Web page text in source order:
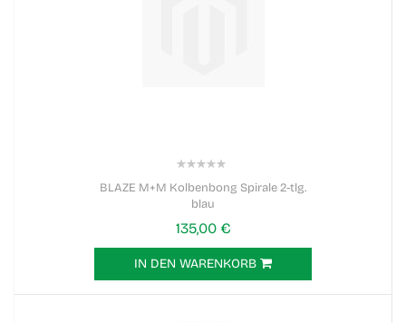
BLAZE M+M Kolbenbong Spirale 2-tlg.
blau
135,00 €
IN DEN WARENKORB